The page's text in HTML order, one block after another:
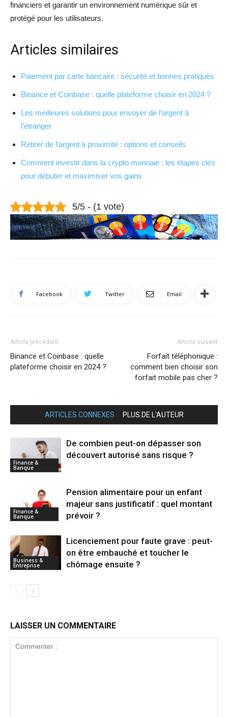
financiers et garantir un environnement numérique sûr et
protégé pour les utilisateurs.
Articles similaires
Paiement par carte bancaire : sécurité et bonnes pratiques
Binance et Coinbase : quelle plateforme choisir en 2024 ?
Les meilleures solutions pour envoyer de l’argent à
l’étranger
Retirer de l’argent à proximité : options et conseils
Comment investir dans la crypto monnaie : les étapes clés
pour débuter et maximiser vos gains
5/5 - (1 vote)
Facebook Twitter Email
Article précédent
Binance et Coinbase : quelle
plateforme choisir en 2024 ?
Article suivant
Forfait téléphonique :
comment bien choisir son
forfait mobile pas cher ?
ARTICLES CONNEXES PLUS DE L'AUTEUR
Finance &
Banque
De combien peut-on dépasser son
découvert autorisé sans risque ?
Finance &
Banque
Pension alimentaire pour un enfant
majeur sans justificatif : quel montant
prévoir ?
Business &
Entreprise
Licenciement pour faute grave : peut-
on être embauché et toucher le
chômage ensuite ?
LAISSER UN COMMENTAIRE